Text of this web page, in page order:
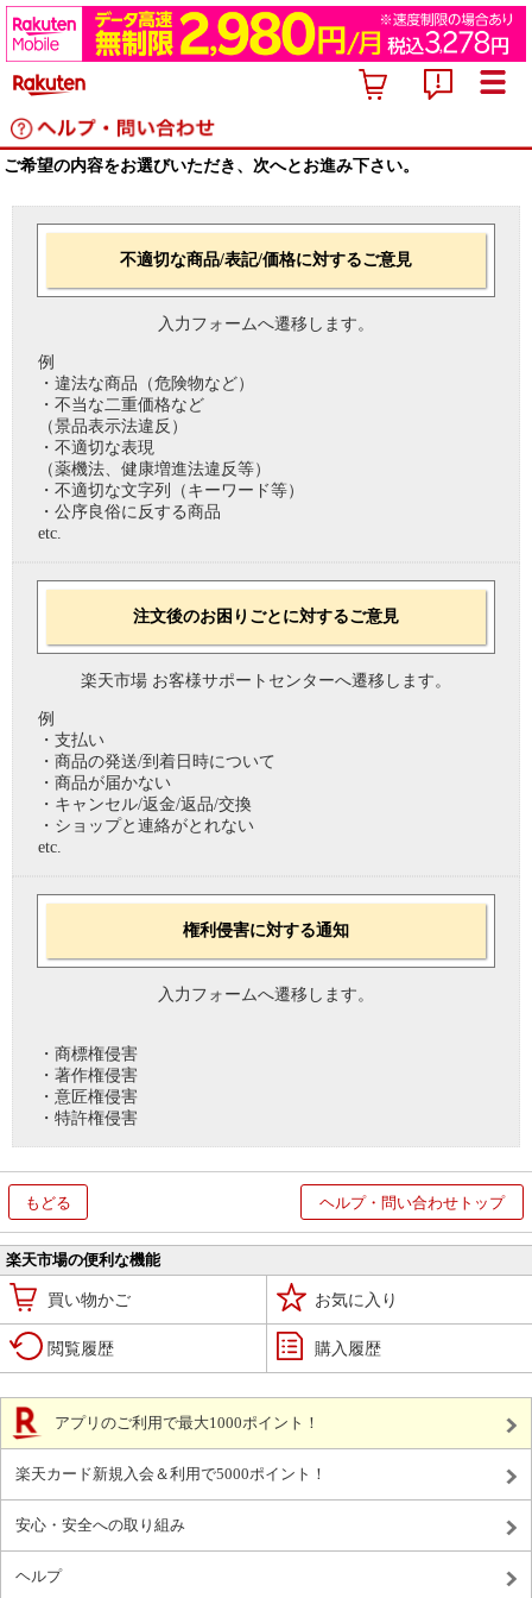
ご希望の内容をお選びいただき、次へとお進み下さい。
不適切な商品/表記/価格に対するご意見
入力フォームへ遷移します。
例
・違法な商品（危険物など）
・不当な二重価格など
（景品表示法違反）
・不適切な表現
（薬機法、健康増進法違反等）
・不適切な文字列（キーワード等）
・公序良俗に反する商品
etc.
注文後のお困りごとに対するご意見
楽天市場 お客様サポートセンターへ遷移します。
例
・支払い
・商品の発送/到着日時について
・商品が届かない
・キャンセル/返金/返品/交換
・ショップと連絡がとれない
etc.
権利侵害に対する通知
入力フォームへ遷移します。
・商標権侵害
・著作権侵害
・意匠権侵害
・特許権侵害
もどる ヘルプ・問い合わせトップ
楽天市場の便利な機能
買い物かご お気に入り
閲覧履歴 購入履歴
アプリのご利用で最大1000ポイント！
楽天カード新規入会＆利用で5000ポイント！
安心・安全への取り組み
ヘルプ